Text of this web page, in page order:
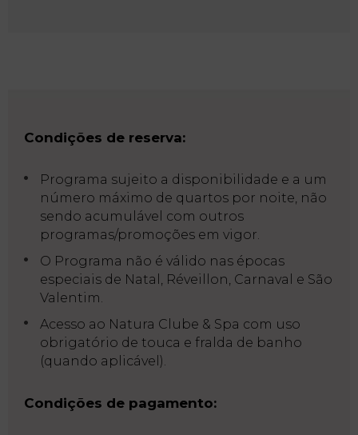
Clube
& Spa
Serviços
Experiências
Ofertas
My
Condições de reserva:
Programa sujeito a disponibilidade e a um
número máximo de quartos por noite, não
sendo acumulável com outros
programas/promoções em vigor.
O Programa não é válido nas épocas
especiais de Natal, Réveillon, Carnaval e São
Valentim.
Acesso ao Natura Clube & Spa com uso
obrigatório de touca e fralda de banho
(quando aplicável).
Condições de pagamento: